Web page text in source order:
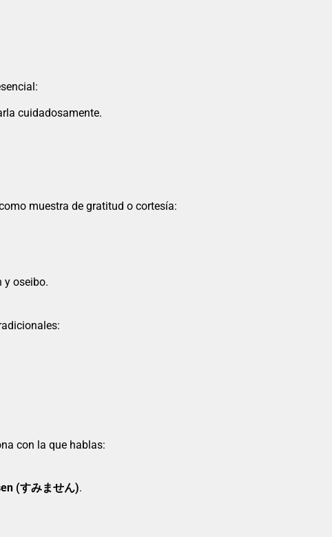
cuidadosamente.
muestra de gratitud o cortesía:
y oseibo.
con la que hablas:
(すみません).